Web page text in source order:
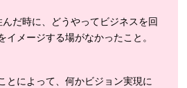
だ時に、どうやってビジネスを回
イメージする場がなかったこと。
とによって、何かビジョン実現に